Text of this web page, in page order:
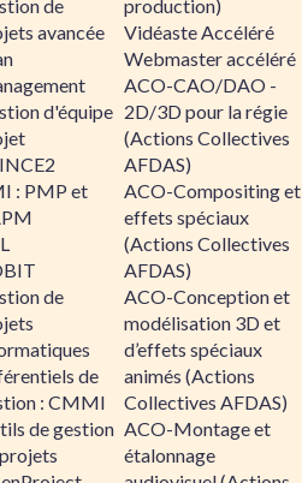
de
avancée
d'équipe
: PMP et
de
de
: CMMI
de gestion
production)
Vidéaste Accéléré
Webmaster accéléré
ACO-CAO/DAO -
2D/3D pour la régie
(Actions Collectives
AFDAS)
ACO-Compositing et
effets spéciaux
(Actions Collectives
AFDAS)
ACO-Conception et
modélisation 3D et
d’effets spéciaux
animés (Actions
Collectives AFDAS)
ACO-Montage et
étalonnage